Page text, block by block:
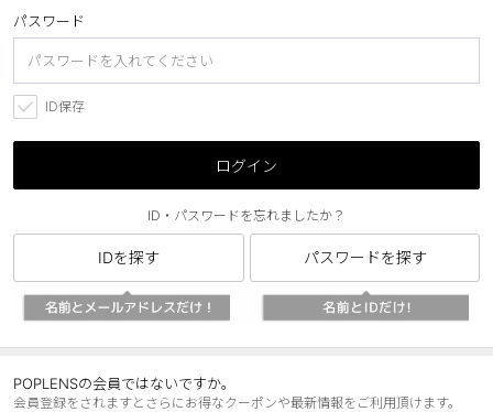
よりどりキット
カラー
ブラック
ブルー
ピンク
透明
乱視用
ハロウィンカラコン
ケア用品
パスワード
ID保存
ログイン
ID・パスワードを忘れましたか？
IDを探す パスワードを探す
POPLENSの会員ではないですか。
会員登録をされますとさらにお得なクーポンや最新情報をご利用頂けます。